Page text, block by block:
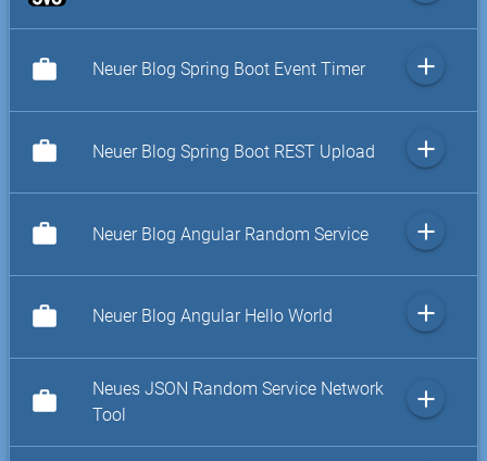
work Neuer Blog Spring Boot Event Timer add
work Neuer Blog Spring Boot REST Upload add
work Neuer Blog Angular Random Service add
work Neuer Blog Angular Hello World add
work
Neues JSON Random Service Network
Tool
add